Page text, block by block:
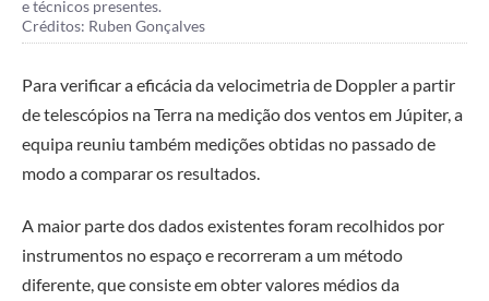
e técnicos presentes.
Créditos: Ruben Gonçalves
Para verificar a eficácia da velocimetria de Doppler a partir
de telescópios na Terra na medição dos ventos em Júpiter, a
equipa reuniu também medições obtidas no passado de
modo a comparar os resultados.
A maior parte dos dados existentes foram recolhidos por
instrumentos no espaço e recorreram a um método
diferente, que consiste em obter valores médios da